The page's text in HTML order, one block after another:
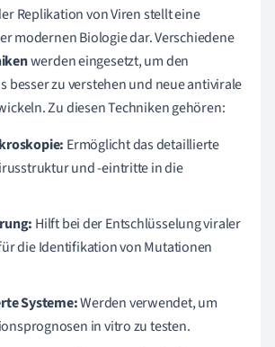
Replikation von Viren stellt eine
modernen Biologie dar. Verschiedene
werden eingesetzt, um den
besser zu verstehen und neue antivirale
Zu diesen Techniken gehören:
Ermöglicht das detaillierte
und -eintritte in die
Hilft bei der Entschlüsselung viraler
die Identifikation von Mutationen
Systeme:Werden verwendet, um
in vitro zu testen.